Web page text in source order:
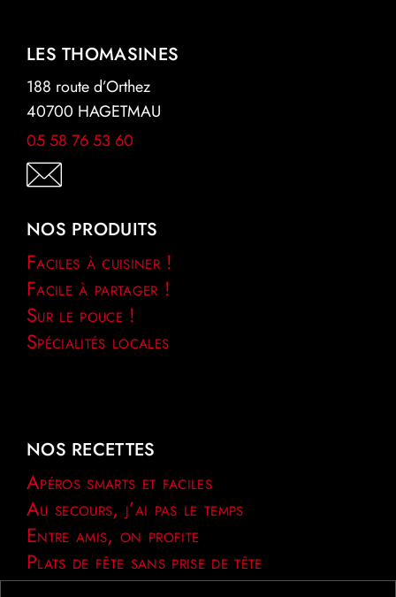
LES THOMASINES
188 route d’Orthez
40700 HAGETMAU
05 58 76 53 60
NOS PRODUITS
Faciles à cuisiner !
Facile à partager !
Sur le pouce !
Spécialités locales
NOS RECETTES
Apéros smarts et faciles
Au secours, j’ai pas le temps
Entre amis, on profite
Plats de fête sans prise de tête